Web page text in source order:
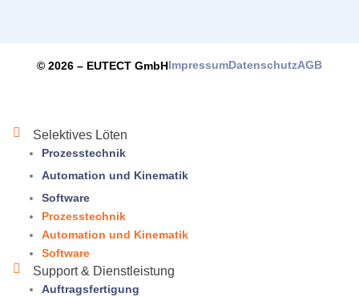
© 2026 – EUTECT GmbHImpressumDatenschutzAGB
Selektives Löten
Prozesstechnik
Automation und Kinematik
Software
Prozesstechnik
Automation und Kinematik
Software
Support & Dienstleistung
Auftragsfertigung